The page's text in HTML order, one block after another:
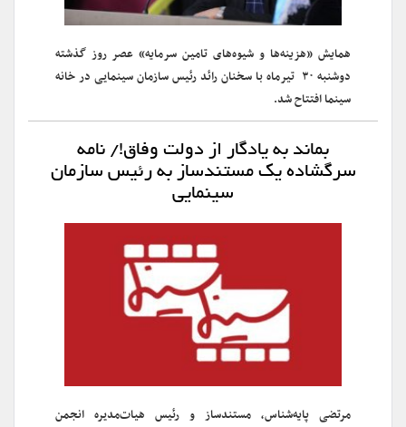
همایش «هزینه‌ها و شیوه‌های تامین سرمایه» عصر روز گذشته
دوشنبه ۳۰ تیرماه با سخنان رائد رئیس سازمان سینمایی در خانه
سینما افتتاح شد.
بماند به یادگار از دولت وفاق!/ نامه
سرگشاده یک مستندساز به رئیس سازمان
سینمایی
مرتضی پایه‌شناس، مستندساز و رئیس هیات‌مدیره انجمن